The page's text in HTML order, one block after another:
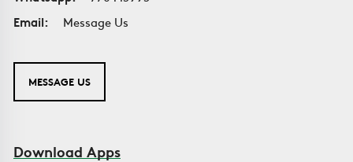
Email:
Message Us
MESSAGE US
Download Apps